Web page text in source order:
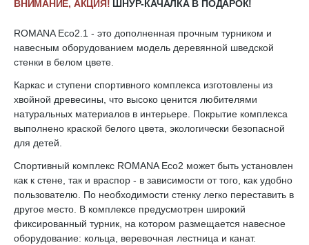
ВНИМАНИЕ, АКЦИЯ! ШНУР-КАЧАЛКА В ПОДАРОК!
ROMANA Eco2.1 - это дополненная прочным турником и
навесным оборудованием модель деревянной шведской
стенки в белом цвете.
Каркас и ступени спортивного комплекса изготовлены из
хвойной древесины, что высоко ценится любителями
натуральных материалов в интерьере. Покрытие комплекса
выполнено краской белого цвета, экологически безопасной
для детей.
Спортивный комплекс ROMANA Eco2 может быть установлен
как к стене, так и враспор - в зависимости от того, как удобно
пользователю. По необходимости стенку легко переставить в
другое место. В комплексе предусмотрен широкий
фиксированный турник, на котором размещается навесное
оборудование: кольца, веревочная лестница и канат.